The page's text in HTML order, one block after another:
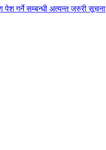
पेश गर्ने सम्बन्धी अत्यन्त जरुरी सूचना